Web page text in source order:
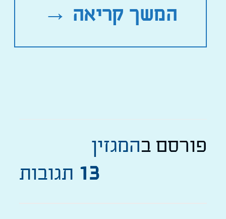
המשך קריאה →
פורסם בהמגזין
13 תגובות